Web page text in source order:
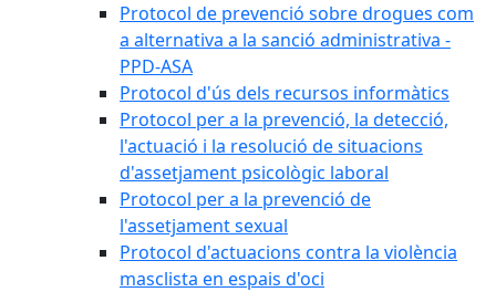
Protocol de prevenció sobre drogues com
a alternativa a la sanció administrativa -
PPD-ASA
Protocol d'ús dels recursos informàtics
Protocol per a la prevenció, la detecció,
l'actuació i la resolució de situacions
d'assetjament psicològic laboral
Protocol per a la prevenció de
l'assetjament sexual
Protocol d'actuacions contra la violència
masclista en espais d'oci